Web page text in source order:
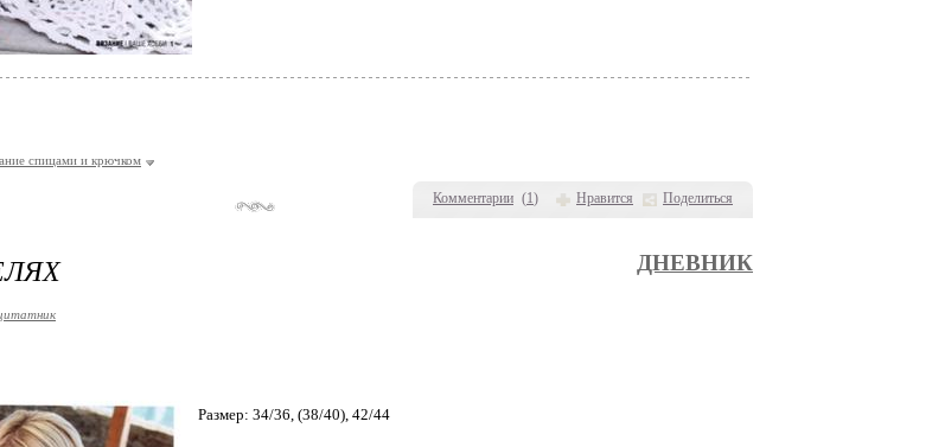
Комментарии (1) Нравится Поделиться
спицами и крючком
ДНЕВНИК
Размер: 34/36, (38/40), 42/44